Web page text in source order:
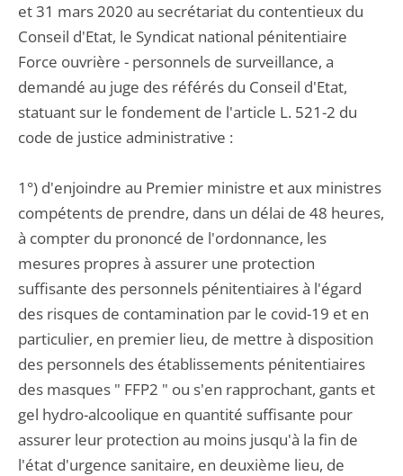
et 31 mars 2020 au secrétariat du contentieux du
Conseil d'Etat, le Syndicat national pénitentiaire
Force ouvrière - personnels de surveillance, a
demandé au juge des référés du Conseil d'Etat,
statuant sur le fondement de l'article L. 521-2 du
code de justice administrative :
1°) d'enjoindre au Premier ministre et aux ministres
compétents de prendre, dans un délai de 48 heures,
à compter du prononcé de l'ordonnance, les
mesures propres à assurer une protection
suffisante des personnels pénitentiaires à l'égard
des risques de contamination par le covid-19 et en
particulier, en premier lieu, de mettre à disposition
des personnels des établissements pénitentiaires
des masques " FFP2 " ou s'en rapprochant, gants et
gel hydro-alcoolique en quantité suffisante pour
assurer leur protection au moins jusqu'à la fin de
l'état d'urgence sanitaire, en deuxième lieu, de